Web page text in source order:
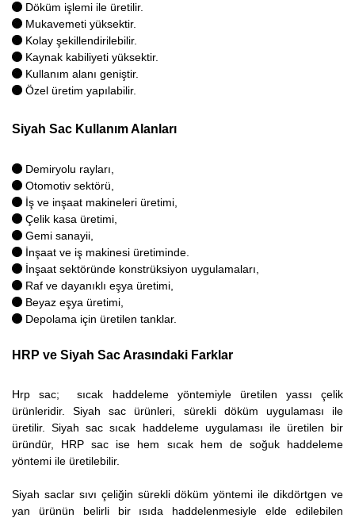
Döküm işlemi ile üretilir.
Mukavemeti yüksektir.
Kolay şekillendirilebilir.
Kaynak kabiliyeti yüksektir.
Kullanım alanı geniştir.
Özel üretim yapılabilir.
Siyah Sac Kullanım Alanları
Demiryolu rayları,
Otomotiv sektörü,
İş ve inşaat makineleri üretimi,
Çelik kasa üretimi,
Gemi sanayii,
İnşaat ve iş makinesi üretiminde.
İnşaat sektöründe konstrüksiyon uygulamaları,
Raf ve dayanıklı eşya üretimi,
Beyaz eşya üretimi,
Depolama için üretilen tanklar.
HRP ve Siyah Sac Arasındaki Farklar
Hrp sac; sıcak haddeleme yöntemiyle üretilen yassı çelik
ürünleridir. Siyah sac ürünleri, sürekli döküm uygulaması ile
üretilir. Siyah sac sıcak haddeleme uygulaması ile üretilen bir
üründür, HRP sac ise hem sıcak hem de soğuk haddeleme
yöntemi ile üretilebilir.
Siyah saclar sıvı çeliğin sürekli döküm yöntemi ile dikdörtgen ve
yan ürünün belirli bir ısıda haddelenmesiyle elde edilebilen